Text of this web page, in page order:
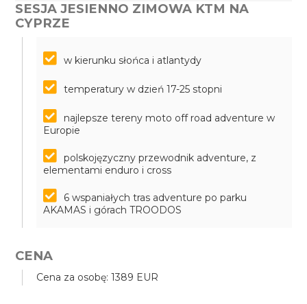
SESJA JESIENNO ZIMOWA KTM NA
CYPRZE
w kierunku słońca i atlantydy
temperatury w dzień 17-25 stopni
najlepsze tereny moto off road adventure w
Europie
polskojęzyczny przewodnik adventure, z
elementami enduro i cross
6 wspaniałych tras adventure po parku
AKAMAS i górach TROODOS
CENA
Cena za osobę: 1389 EUR